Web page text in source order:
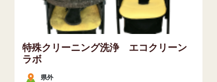
特殊クリーニング洗浄 エコクリーン
ラボ
県外